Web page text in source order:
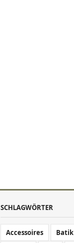
SCHLAGWÖRTER
Accessoires Batik